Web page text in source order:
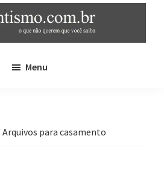
Menu
Arquivos para casamento